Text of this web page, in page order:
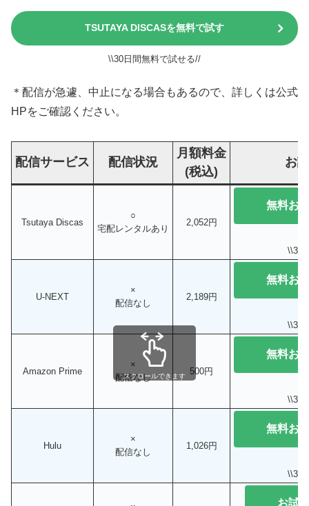
TSUTAYA DISCASを無料で試す
\\30日間無料で試せる//
＊配信が急遽、中止になる場合もあるので、詳しくは公式
HPをご確認ください。
配信サービス 配信状況
月額料金
(税込)
お
Tsutaya Discas
○
宅配レンタルあり
2,052円
無料お
\\30
U-NEXT
×
配信なし
2,189円
無料お
\\31
Amazon Prime
×
配信なし
500円
無料お
\\30
Hulu
×
配信なし
1,026円
無料お
\\31
お試
スクロールできます